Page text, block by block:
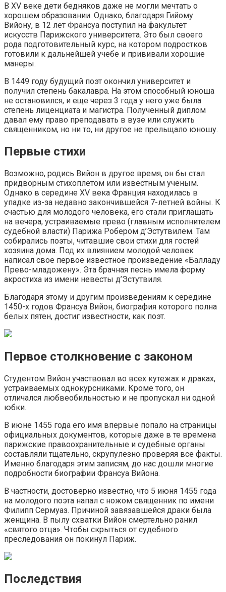
В XV веке дети бедняков даже не могли мечтать о
хорошем образовании. Однако, благодаря Гийому
Вийону, в 12 лет Франсуа поступил на факультет
искусств Парижского университета. Это был своего
рода подготовительный курс, на котором подростков
готовили к дальнейшей учебе и прививали хорошие
манеры.
В 1449 году будущий поэт окончил университет и
получил степень бакалавра. На этом способный юноша
не остановился, и еще через 3 года у него уже была
степень лиценциата и магистра. Полученный диплом
давал ему право преподавать в вузе или служить
священником, но ни то, ни другое не прельщало юношу.
Первые стихи
Возможно, родись Вийон в другое время, он бы стал
придворным стихоплетом или известным ученым.
Однако в середине XV века Франция находилась в
упадке из-за недавно закончившейся 7-летней войны. К
счастью для молодого человека, его стали приглашать
на вечера, устраиваемые прево (главным исполнителем
судебной власти) Парижа Робером д’Эстутвилем. Там
собирались поэты, читавшие свои стихи для гостей
хозяина дома. Под их влиянием молодой человек
написал свое первое известное произведение «Балладу
Прево-младожену». Эта брачная песнь имела форму
акростиха из имени невесты д’Эстутвиля.
Благодаря этому и другим произведениям к середине
1450-х годов Франсуа Вийон, биография которого полна
белых пятен, достиг известности, как поэт.
Первое столкновение с законом
Студентом Вийон участвовал во всех кутежах и драках,
устраиваемых однокурсниками. Кроме того, он
отличался любвеобильностью и не пропускал ни одной
юбки.
В июне 1455 года его имя впервые попало на страницы
официальных документов, которые даже в те времена
парижские правоохранительные и судебные органы
составляли тщательно, скрупулезно проверяя все факты.
Именно благодаря этим записям, до нас дошли многие
подробности биографии Франсуа Вийона.
В частности, достоверно известно, что 5 июня 1455 года
на молодого поэта напал с ножом священник по имени
Филипп Сермуаз. Причиной завязавшейся драки была
женщина. В пылу схватки Вийон смертельно ранил
«святого отца». Чтобы скрыться от судебного
преследования он покинул Париж.
Последствия